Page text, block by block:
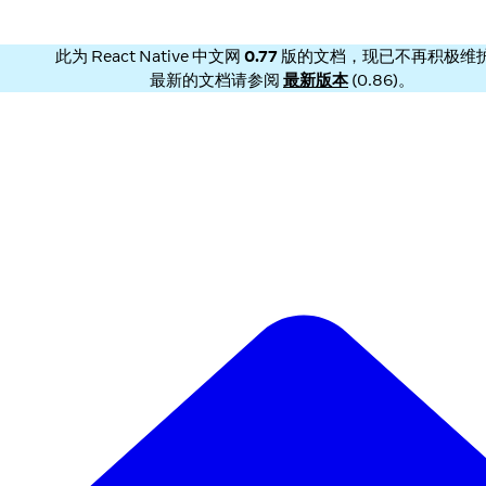
此为 React Native 中文网 0.77 版的文档，现已不再积极维
最新的文档请参阅 最新版本(0.86)。